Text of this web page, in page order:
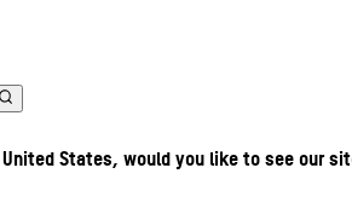
States, would you like to see our